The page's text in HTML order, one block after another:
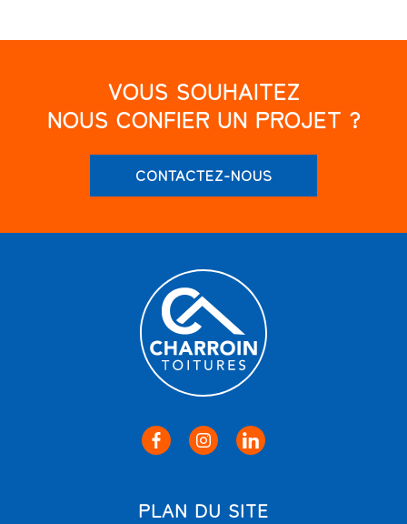
VOUS SOUHAITEZ
NOUS CONFIER UN PROJET ?
CONTACTEZ-NOUS
PLAN DU SITE